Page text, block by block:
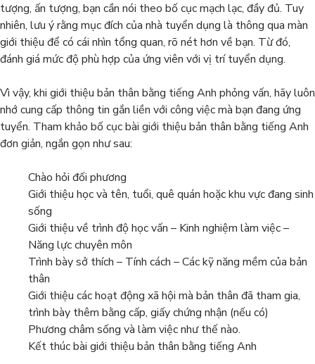
tượng, ấn tượng, bạn cần nói theo bố cục mạch lạc, đầy đủ. Tuy
nhiên, lưu ý rằng mục đích của nhà tuyển dụng là thông qua màn
giới thiệu để có cái nhìn tổng quan, rõ nét hơn về bạn. Từ đó,
đánh giá mức độ phù hợp của ứng viên với vị trí tuyển dụng.
Vì vậy, khi giới thiệu bản thân bằng tiếng Anh phỏng vấn, hãy luôn
nhớ cung cấp thông tin gắn liền với công việc mà bạn đang ứng
tuyển. Tham khảo bố cục bài giới thiệu bản thân bằng tiếng Anh
đơn giản, ngắn gọn như sau:
Chào hỏi đối phương
Giới thiệu học và tên, tuổi, quê quán hoặc khu vực đang sinh
sống
Giới thiệu về trình độ học vấn – Kinh nghiệm làm việc –
Năng lực chuyên môn
Trình bày sở thích – Tính cách – Các kỹ năng mềm của bản
thân
Giới thiệu các hoạt động xã hội mà bản thân đã tham gia,
trình bày thêm bằng cấp, giấy chứng nhận (nếu có)
Phương châm sống và làm việc như thế nào.
Kết thúc bài giới thiệu bản thân bằng tiếng Anh